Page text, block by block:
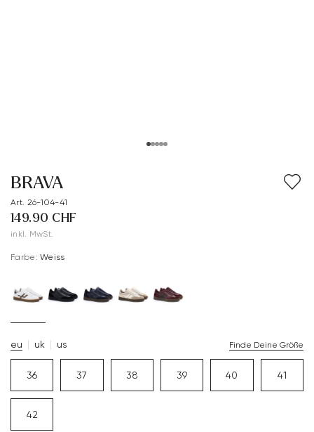
BRAVA
Art. 26-104-41
149.90 CHF
inkl. MwSt.
Farbe: Weiss
eu uk us Finde Deine Größe
36 37 38 39 40 41
42